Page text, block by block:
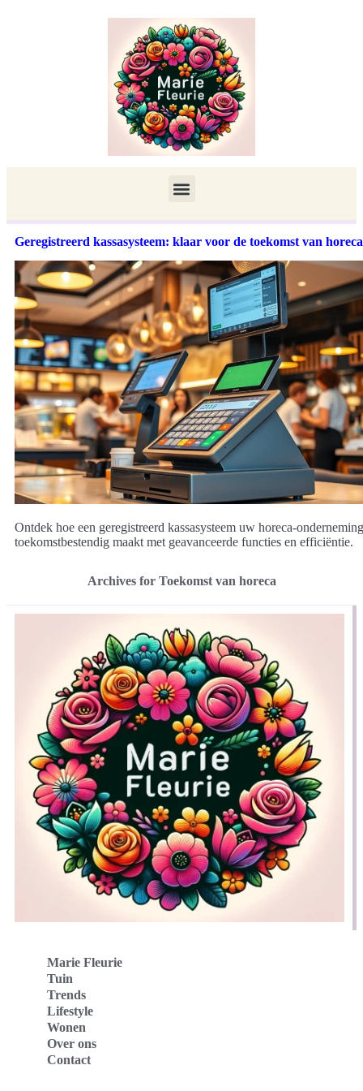
Geregistreerd kassasysteem: klaar voor de toekomst van horeca
Ontdek hoe een geregistreerd kassasysteem uw horeca-onderneming
toekomstbestendig maakt met geavanceerde functies en efficiëntie.
Archives for Toekomst van horeca
Marie Fleurie
Tuin
Trends
Lifestyle
Wonen
Over ons
Contact